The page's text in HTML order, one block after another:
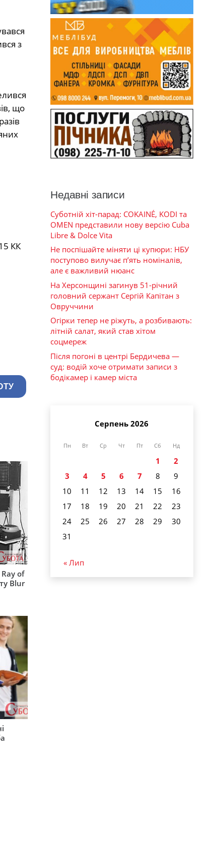
з
що
КК
of
Blur
Недавні записи
Суботній хіт-парад: COKAINÉ, KODI та
OMEN представили нову версію Cuba
Libre & Dolce Vita
Не поспішайте міняти ці купюри: НБУ
поступово вилучає п’ять номіналів,
але є важливий нюанс
На Херсонщині загинув 51-річний
головний сержант Сергій Капітан з
Овруччини
Огірки тепер не ріжуть, а розбивають:
літній салат, який став хітом
соцмереж
Після погоні в центрі Бердичева —
суд: водій хоче отримати записи з
бодікамер і камер міста
Серпень 2026
Пн Вт Ср Чт Пт Сб Нд
1
2
3
4 5 6 7 8
9
10
11 12 13 14 15
16
17
18 19 20 21 22
23
24
25 26 27 28 29
30
31
« Лип